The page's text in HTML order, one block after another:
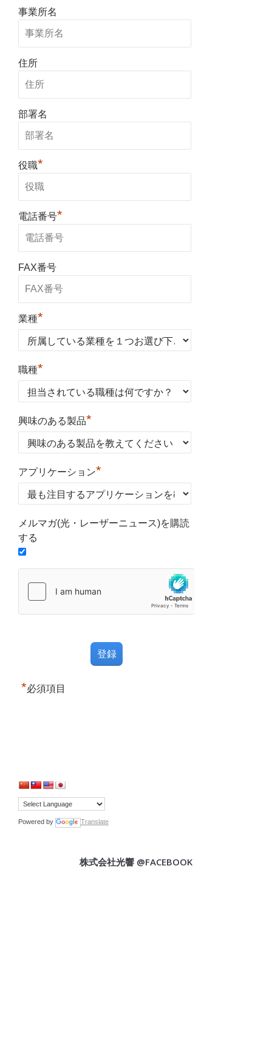
事業所名
住所
部署名
役職*
電話番号*
FAX番号
業種*
職種*
興味のある製品*
アプリケーション*
メルマガ(光・レーザーニュース)を購読
する
*必須項目
Powered by Translate
株式会社光響 @FACEBOOK